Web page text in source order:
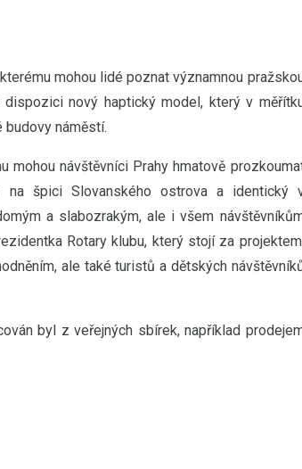
mohou lidé poznat významnou
nový haptický model, který v
náměstí.
mohou návštěvníci Prahy hmatově
špici Slovanského ostrova a identický
a slabozrakým, ale i všem
Rotary klubu, který stojí za
ale také turistů a dětských
byl z veřejných sbírek, například